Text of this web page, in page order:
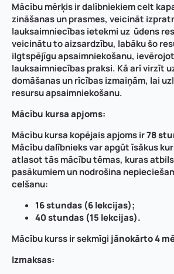
Mācību mērķis ir dalībniekiem celt
zināšanas un prasmes, veicināt
lauksaimniecības ietekmi uz ūdens
veicinātu to aizsardzību, labāku šo
ilgtspējīgu apsaimniekošanu,
lauksaimniecības praksi. Kā arī virzīt
domāšanas un rīcības izmaiņām, lai
resursu apsaimniekošanu.
Mācību kursa apjoms:
Mācību kursa kopējais apjoms ir78
Mācību dalībnieks var apgūt īsākus
atlasot tās mācību tēmas, kuras
pasākumiem un nodrošina
celšanu:
16 stundas (6 lekcijas);
40 stundas (15 lekcijas).
Mācību kurss ir sekmīgi jānokārto 4
Izmaksas: